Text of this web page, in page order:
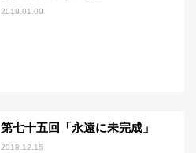
2019.01.09
第七十五回「永遠に未完成」
2018.12.15